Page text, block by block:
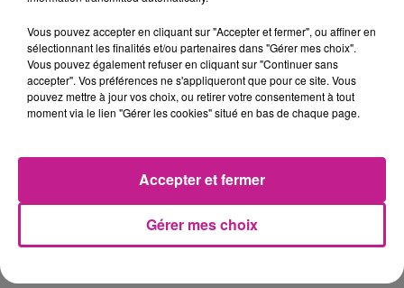
Horaires en 2X8 du lundi au vendredi.
Rémunération : salaire entre 29 et 35 k€ sur 13 mois +
primes.
De formation Bac +2 type BTS électrotechnique ou
équivalent, vous justifiez d'une expérience de 5 années en
maintenance industrielle.
Vous maitrisez les domaines technologies tels que le génie
Vous pouvez accepter en cliquant sur "Accepter et fermer", ou affiner en
sélectionnant les finalités et/ou partenaires dans "Gérer mes choix".
Vous pouvez également refuser en cliquant sur "Continuer sans
accepter". Vos préférences ne s'appliqueront que pour ce site. Vous
pouvez mettre à jour vos choix, ou retirer votre consentement à tout
moment via le lien "Gérer les cookies" situé en bas de chaque page.
Gérer mes choix
Accepter et fermer